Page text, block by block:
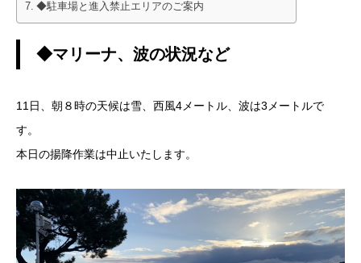
◆駐車場と進入禁止エリアのご案内
◆マリーナ、波の状況など
11日、朝８時の天候は雪、西風4メートル、波は3メートルで
す。
本日の揚降作業は中止いたします。